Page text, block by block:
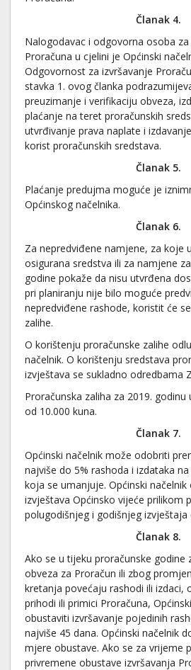
Članak 4.
Nalogodavac i odgovorna osoba za
Proračuna u cjelini je Općinski
Odgovornost za izvršavanje
stavka 1. ovog članka
preuzimanje i verifikaciju obveza,
plaćanje na teret proračunskih
utvrđivanje prava naplate i
korist proračunskih sredstava.
Članak 5.
Plaćanje predujma moguće je
Općinskog načelnika.
Članak 6.
Za nepredviđene namjene, za koje
osigurana sredstva ili za namjene
godine pokaže da nisu utvrđena
pri planiranju nije bilo moguće
nepredviđene rashode, koristit će
zalihe.
O korištenju proračunske zalihe
načelnik. O korištenju sredstava
izvještava se sukladno odredbama
Proračunska zaliha za 2019.
od 10.000 kuna.
Članak 7.
Općinski načelnik može odobriti
najviše do 5% rashoda i izdataka
koja se umanjuje. Općinski
izvještava Općinsko vijeće prilikom
polugodišnjeg i godišnjeg izvještaja
Članak 8.
Ako se u tijeku proračunske godine
obveza za Proračun ili zbog
kretanja povećaju rashodi ili izdaci,
prihodi ili primici Proračuna,
obustaviti izvršavanje pojedinih
najviše 45 dana. Općinski načelnik
mjere obustave. Ako se za vrijeme
privremene obustave izvršavanja